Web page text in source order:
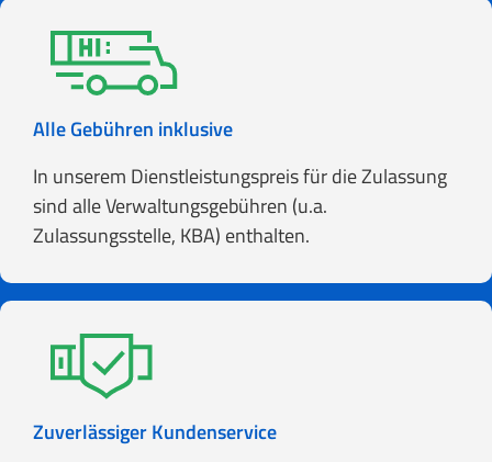
Alle Gebühren inklusive
In unserem Dienstleistungspreis für die Zulassung
sind alle Verwaltungsgebühren (u.a.
Zulassungsstelle, KBA) enthalten.
Zuverlässiger Kundenservice